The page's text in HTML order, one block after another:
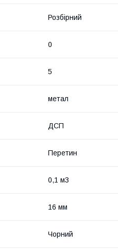
Розбірний
0
5
метал
ДСП
Перетин
0,1 м3
16 мм
Чорний